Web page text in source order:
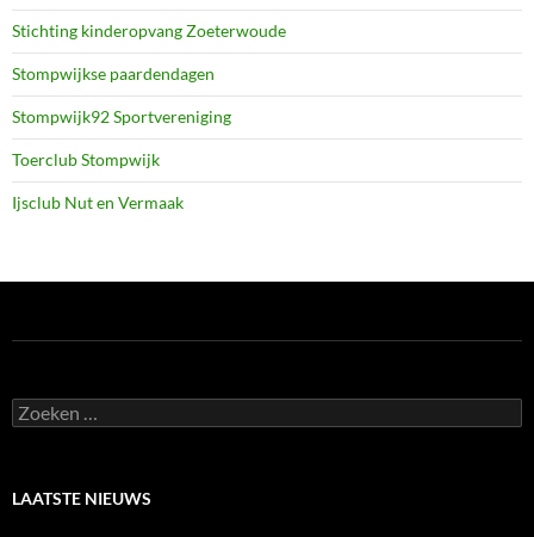
Stichting kinderopvang Zoeterwoude
Stompwijkse paardendagen
Stompwijk92 Sportvereniging
Toerclub Stompwijk
Ijsclub Nut en Vermaak
Zoeken
naar:
LAATSTE NIEUWS